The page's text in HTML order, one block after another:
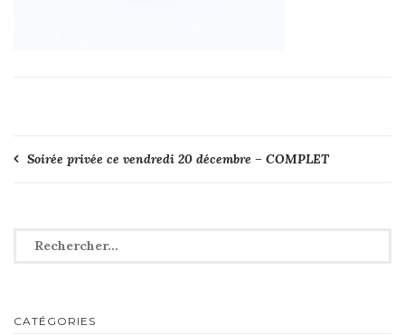
Navigation
Soirée privée ce vendredi 20 décembre – COMPLET
Rechercher :
CATÉGORIES